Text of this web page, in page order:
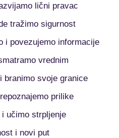
lični pravac
tražimo sigurnost
i povezujemo informacije
vrednim
branimo svoje granice
prilike
učimo strpljenje
i novi put